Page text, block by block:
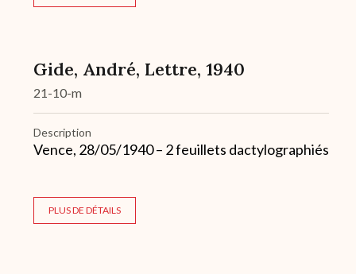
Gide, André, Lettre, 1940
21-10-m
Description
Vence, 28/05/1940 – 2 feuillets dactylographiés
PLUS DE DÉTAILS